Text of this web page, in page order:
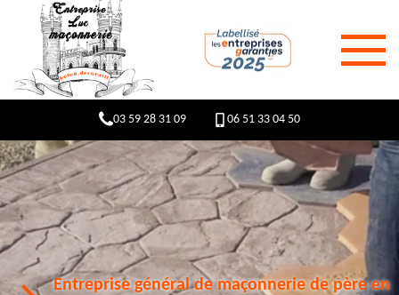
03 59 28 31 09 06 51 33 04 50
Entreprise général de maçonnerie de père en